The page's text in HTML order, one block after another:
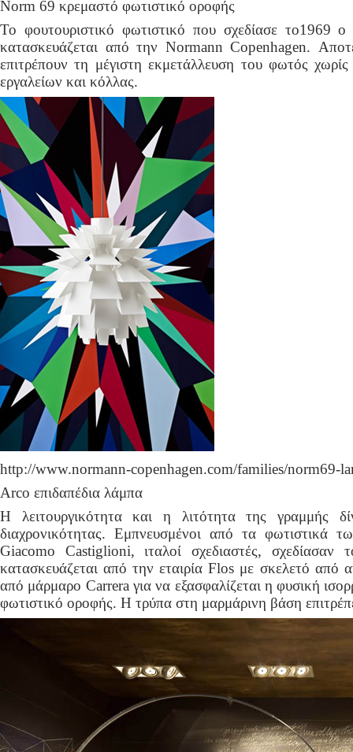
Norm 69 κρεμαστό φωτιστικό οροφής
Το φουτουριστικό φωτιστικό που σχεδίασε το1969
κατασκευάζεται από την Normann Copenhagen.
επιτρέπουν τη μέγιστη εκμετάλλευση του φωτός
εργαλείων και κόλλας.
http://www.normann-copenhagen.com/families/norm69-
Arco επιδαπέδια λάμπα
Η λειτουργικότητα και η λιτότητα της γραμμής
διαχρονικότητας. Εμπνευσμένοι από τα
Giacomo Castiglioni, ιταλοί σχεδιαστές,
κατασκευάζεται από την εταιρία Flos με σκελετό από
από μάρμαρο Carrera για να εξασφαλίζεται η φυσική
φωτιστικό οροφής. Η τρύπα στη μαρμάρινη βάση